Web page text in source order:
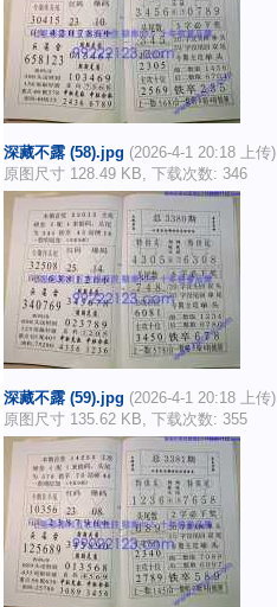
深藏不露 (58).jpg (2026-4-1 20:18 上传)
原图尺寸 128.49 KB, 下载次数: 346
深藏不露 (59).jpg (2026-4-1 20:18 上传)
原图尺寸 135.62 KB, 下载次数: 355